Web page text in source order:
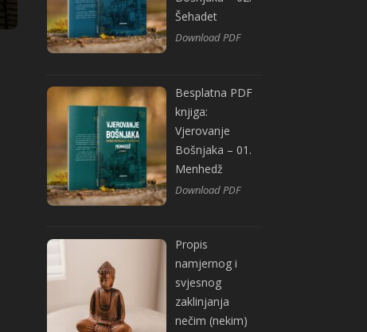
Šehadet
Download PDF
Besplatna PDF
knjiga:
Vjerovanje
Bošnjaka – 01.
Menhedž
Download PDF
Propis
namjernog i
svjesnog
zaklinjanja
nečim (nekim)